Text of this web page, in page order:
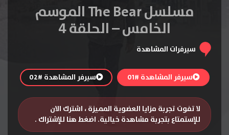
مسلسل The Bear الموسم
الخامس – الحلقة 4
سيرفرات المشاهدة
سيرفر المشاهدة #01 سيرفر المشاهدة #02
لا تفوت تجربة مزايا العضوية المميزة ، اشترك الان
للإستمتاع بتجربة مشاهدة خيالية. اضغط هنا للإشتراك .